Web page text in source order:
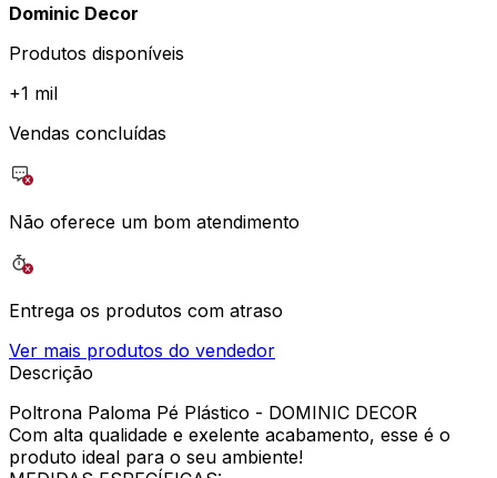
Dominic Decor
Produtos disponíveis
+1 mil
Vendas concluídas
Não oferece um bom atendimento
Entrega os produtos com atraso
Ver mais produtos do vendedor
Descrição
Poltrona Paloma Pé Plástico - DOMINIC DECOR
Com alta qualidade e exelente acabamento, esse é o
produto ideal para o seu ambiente!